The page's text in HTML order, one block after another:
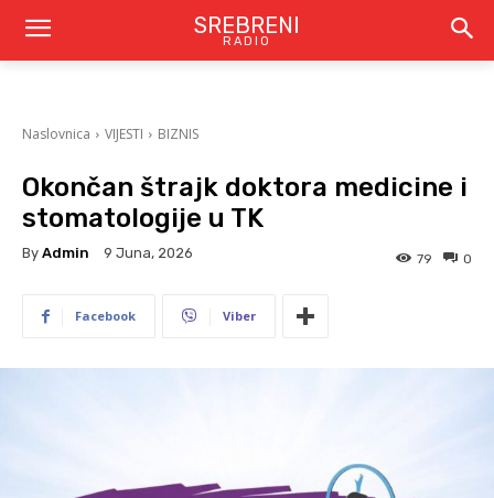
SREBRENI
RADIO
Naslovnica VIJESTI BIZNIS
Okončan štrajk doktora medicine i
stomatologije u TK
By Admin 9 Juna, 2026 0
79
Facebook Viber